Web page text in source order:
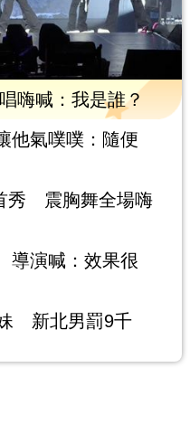
嗨喊：我是誰？
氣噗噗：隨便
秀 震胸舞全場嗨
導演喊：效果很
新北男罰9千